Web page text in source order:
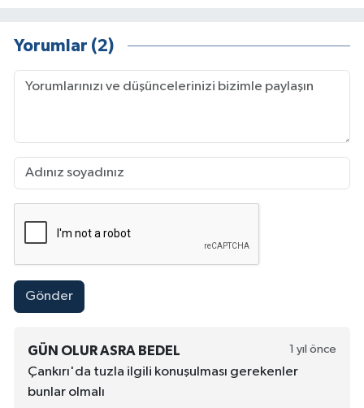
Yorumlar (2)
Gönder
GÜN OLUR ASRA BEDEL 1 yıl önce
Çankırı'da tuzla ilgili konuşulması gerekenler
bunlar olmalı